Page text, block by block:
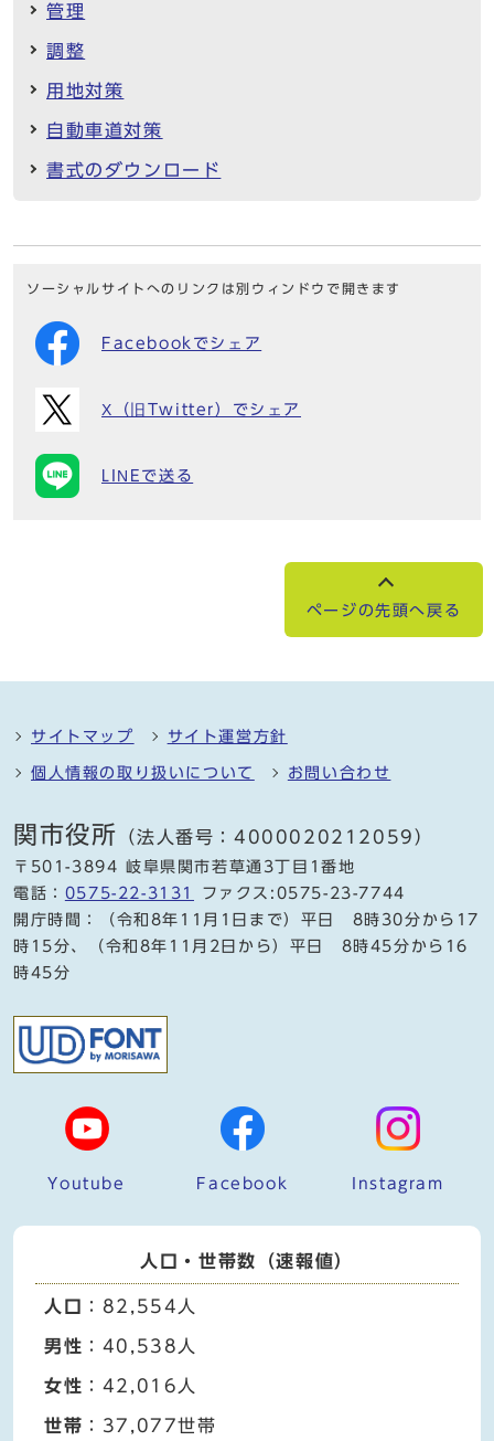
管理
調整
用地対策
自動車道対策
書式のダウンロード
ソーシャルサイトへのリンクは別ウィンドウで開きます
Facebookでシェア
X（旧Twitter）でシェア
LINEで送る
ページの先頭へ戻る
サイトマップ サイト運営方針
個人情報の取り扱いについて お問い合わせ
関市役所 （法人番号：4000020212059）
〒501-3894 岐阜県関市若草通3丁目1番地
電話： 0575-22-3131
ファクス:0575-23-7744
開庁時間：（令和8年11月1日まで）平日 8時30分から17
時15分、（令和8年11月2日から）平日 8時45分から16
時45分
Youtube Facebook Instagram
人口・世帯数（速報値）
人口 ：82,554人
男性 ：40,538人
女性 ：42,016人
世帯 ：37,077世帯